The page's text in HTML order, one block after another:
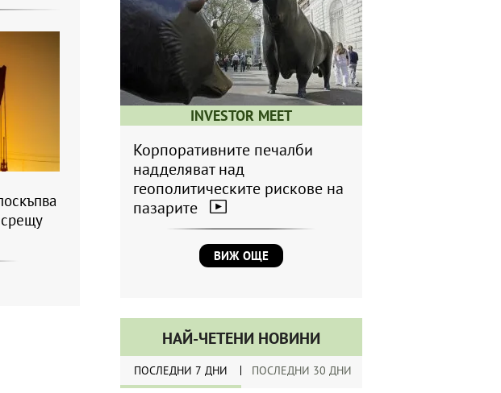
INVESTOR MEET
Корпоративните печалби
надделяват над
геополитическите рискове на
пазарите
ВИЖ ОЩЕ
НАЙ-ЧЕТЕНИ НОВИНИ
ПОСЛЕДНИ 7 ДНИ ПОСЛЕДНИ 30 ДНИ